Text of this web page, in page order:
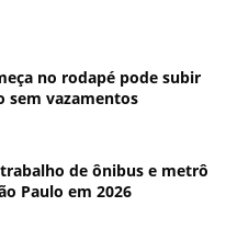
no rodapé pode subir
sem vazamentos
de ônibus e metrô
Paulo em 2026